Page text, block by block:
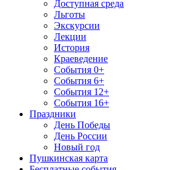
Доступная среда
Льготы
Экскурсии
Лекции
История
Краеведение
События 0+
События 6+
События 12+
События 16+
Праздники
День Победы
День России
Новый год
Пушкинская карта